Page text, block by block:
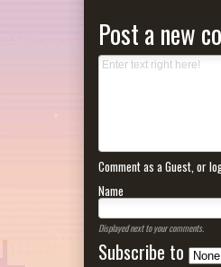
Post a new
Comment as a Guest, or
Name
Displayed next to your comments.
Subscribe to